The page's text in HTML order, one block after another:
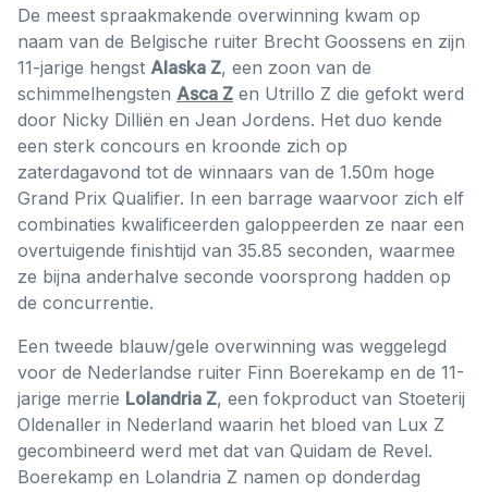
De meest spraakmakende overwinning kwam op
naam van de Belgische ruiter Brecht Goossens en zijn
11-jarige hengst Alaska Z, een zoon van de
schimmelhengsten Asca Z en Utrillo Z die gefokt werd
door Nicky Dilliën en Jean Jordens. Het duo kende
een sterk concours en kroonde zich op
zaterdagavond tot de winnaars van de 1.50m hoge
Grand Prix Qualifier. In een barrage waarvoor zich elf
combinaties kwalificeerden galoppeerden ze naar een
overtuigende finishtijd van 35.85 seconden, waarmee
ze bijna anderhalve seconde voorsprong hadden op
de concurrentie.
Een tweede blauw/gele overwinning was weggelegd
voor de Nederlandse ruiter Finn Boerekamp en de 11-
jarige merrie Lolandria Z, een fokproduct van Stoeterij
Oldenaller in Nederland waarin het bloed van Lux Z
gecombineerd werd met dat van Quidam de Revel.
Boerekamp en Lolandria Z namen op donderdag